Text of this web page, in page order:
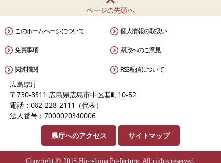
ページの先頭へ
このホームページについて 個人情報の取扱い
免責事項 県政へのご意見
関連機関 RSS配信について
広島県庁
〒730-8511 広島県広島市中区基町10-52
電話：082-228-2111（代表）
法人番号：7000020340006
県庁へのアクセス サイトマップ
Copyright © 2018 Hiroshima Prefecture. All rights reserved.